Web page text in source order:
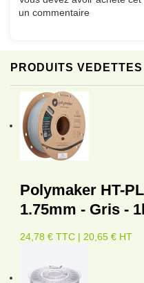
PRODUITS VEDETTES
Polymaker HT-
1.75mm - Gris -
24,78 € TTC | 20,65 € HT
un commentaire